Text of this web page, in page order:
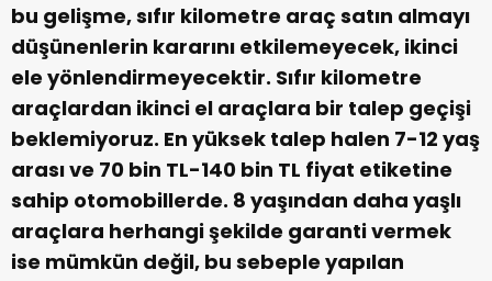
bu gelişme, sıfır kilometre araç satın almayı
düşünenlerin kararını etkilemeyecek, ikinci
ele yönlendirmeyecektir. Sıfır kilometre
araçlardan ikinci el araçlara bir talep geçişi
beklemiyoruz. En yüksek talep halen 7-12 yaş
arası ve 70 bin TL-140 bin TL fiyat etiketine
sahip otomobillerde. 8 yaşından daha yaşlı
araçlara herhangi şekilde garanti vermek
ise mümkün değil, bu sebeple yapılan